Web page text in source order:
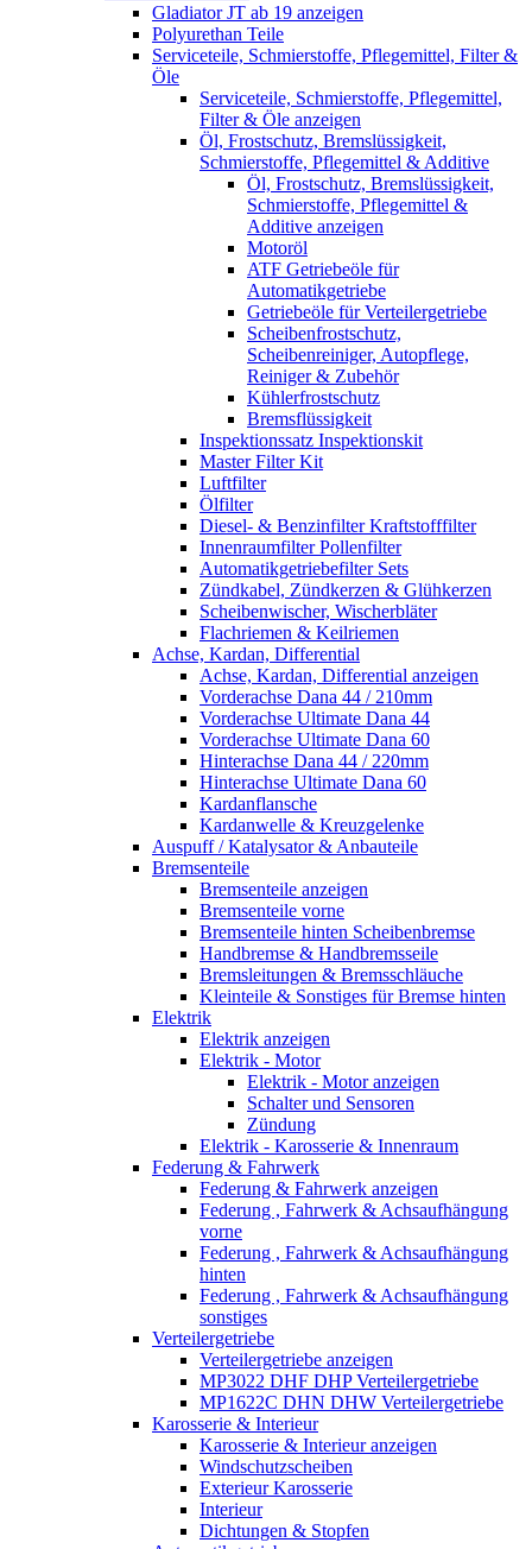
Gladiator JT ab 19 anzeigen
Polyurethan Teile
Serviceteile, Schmierstoffe, Pflegemittel, Filter &
Öle
Serviceteile, Schmierstoffe, Pflegemittel,
Filter & Öle anzeigen
Öl, Frostschutz, Bremslüssigkeit,
Schmierstoffe, Pflegemittel & Additive
Öl, Frostschutz, Bremslüssigkeit,
Schmierstoffe, Pflegemittel &
Additive anzeigen
Motoröl
ATF Getriebeöle für
Automatikgetriebe
Getriebeöle für Verteilergetriebe
Scheibenfrostschutz,
Scheibenreiniger, Autopflege,
Reiniger & Zubehör
Kühlerfrostschutz
Bremsflüssigkeit
Inspektionssatz Inspektionskit
Master Filter Kit
Luftfilter
Ölfilter
Diesel- & Benzinfilter Kraftstofffilter
Innenraumfilter Pollenfilter
Automatikgetriebefilter Sets
Zündkabel, Zündkerzen & Glühkerzen
Scheibenwischer, Wischerbläter
Flachriemen & Keilriemen
Achse, Kardan, Differential
Achse, Kardan, Differential anzeigen
Vorderachse Dana 44 / 210mm
Vorderachse Ultimate Dana 44
Vorderachse Ultimate Dana 60
Hinterachse Dana 44 / 220mm
Hinterachse Ultimate Dana 60
Kardanflansche
Kardanwelle & Kreuzgelenke
Auspuff / Katalysator & Anbauteile
Bremsenteile
Bremsenteile anzeigen
Bremsenteile vorne
Bremsenteile hinten Scheibenbremse
Handbremse & Handbremsseile
Bremsleitungen & Bremsschläuche
Kleinteile & Sonstiges für Bremse hinten
Elektrik
Elektrik anzeigen
Elektrik - Motor
Elektrik - Motor anzeigen
Schalter und Sensoren
Zündung
Elektrik - Karosserie & Innenraum
Federung & Fahrwerk
Federung & Fahrwerk anzeigen
Federung , Fahrwerk & Achsaufhängung
vorne
Federung , Fahrwerk & Achsaufhängung
hinten
Federung , Fahrwerk & Achsaufhängung
sonstiges
Verteilergetriebe
Verteilergetriebe anzeigen
MP3022 DHF DHP Verteilergetriebe
MP1622C DHN DHW Verteilergetriebe
Karosserie & Interieur
Karosserie & Interieur anzeigen
Windschutzscheiben
Exterieur Karosserie
Interieur
Dichtungen & Stopfen